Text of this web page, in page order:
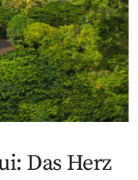
Das Herz